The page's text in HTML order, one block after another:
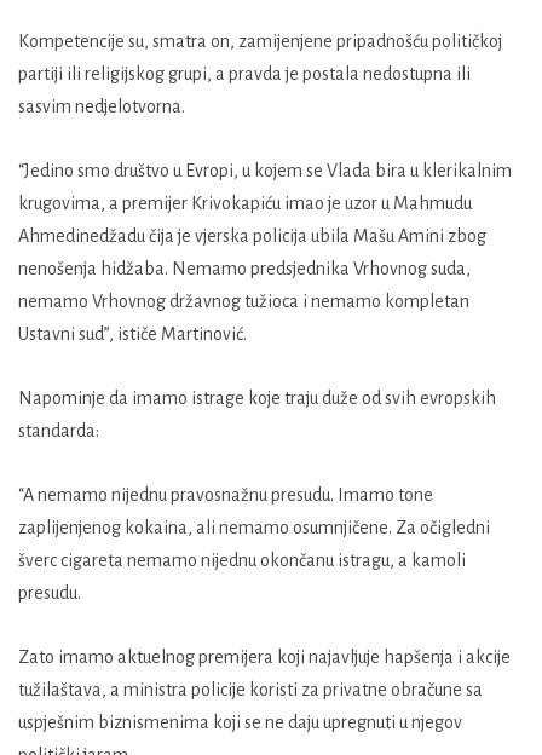
Kompetencije su, smatra on, zamijenjene pripadnošću političkoj
partiji ili religijskog grupi, a pravda je postala nedostupna ili
sasvim nedjelotvorna.
“Jedino smo društvo u Evropi, u kojem se Vlada bira u klerikalnim
krugovima, a premijer Krivokapiću imao je uzor u Mahmudu
Ahmedinedžadu čija je vjerska policija ubila Mašu Amini zbog
nenošenja hidžaba. Nemamo predsjednika Vrhovnog suda,
nemamo Vrhovnog državnog tužioca i nemamo kompletan
Ustavni sud”, ističe Martinović.
Napominje da imamo istrage koje traju duže od svih evropskih
standarda:
“A nemamo nijednu pravosnažnu presudu. Imamo tone
zaplijenjenog kokaina, ali nemamo osumnjičene. Za očigledni
šverc cigareta nemamo nijednu okončanu istragu, a kamoli
presudu.
Zato imamo aktuelnog premijera koji najavljuje hapšenja i akcije
tužilaštava, a ministra policije koristi za privatne obračune sa
uspješnim biznismenima koji se ne daju upregnuti u njegov